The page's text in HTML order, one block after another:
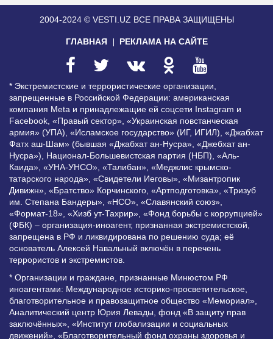
2004-2024 © VESTI.UZ ВСЕ ПРАВА ЗАЩИЩЕНЫ
ГЛАВНАЯ РЕКЛАМА НА САЙТЕ
* Экстремистские и террористические организации,
запрещенные в Российской Федерации: американская
компания Meta и принадлежащие ей соцсети Instagram и
Facebook, «Правый сектор», «Украинская повстанческая
армия» (УПА), «Исламское государство» (ИГ, ИГИЛ), «Джабхат
Фатх аш-Шам» (бывшая «Джабхат ан-Нусра», «Джебхат ан-
Нусра»), Национал-Большевистская партия (НБП), «Аль-
Каида», «УНА-УНСО», «Талибан», «Меджлис крымско-
татарского народа», «Свидетели Иеговы», «Мизантропик
Дивижн», «Братство» Корчинского, «Артподготовка», «Тризуб
им. Степана Бандеры», «НСО», «Славянский союз»,
«Формат-18», «Хизб ут-Тахрир», «Фонд борьбы с коррупцией»
(ФБК) – организация-иноагент, признанная экстремистской,
запрещена в РФ и ликвидирована по решению суда; её
основатель Алексей Навальный включён в перечень
террористов и экстремистов.
* Организации и граждане, признанные Минюстом РФ
иноагентами: Международное историко-просветительское,
благотворительное и правозащитное общество «Мемориал»,
Аналитический центр Юрия Левады, фонд «В защиту прав
заключённых», «Институт глобализации и социальных
движений», «Благотворительный фонд охраны здоровья и